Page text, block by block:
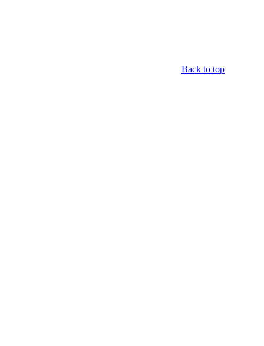
Back to top